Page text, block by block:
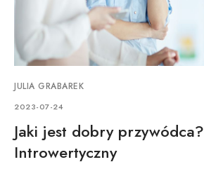
JULIA GRABAREK
2023-07-24
Jaki jest dobry przywódca?
Introwertyczny